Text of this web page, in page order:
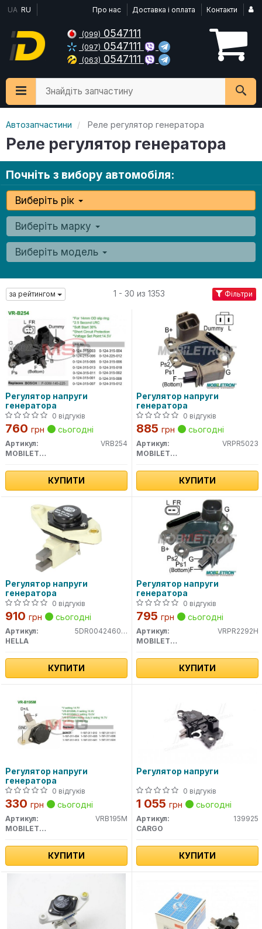
UA RU Про нас Доставка і оплата Контакти
(099) 0547111
(097) 0547111
(063) 0547111
Знайдіть запчастину
Автозапчастини Реле регулятор генератора
Реле регулятор генератора
Почніть з вибору автомобіля:
Виберіть рік
Виберіть марку
Виберіть модель
за рейтингом 1 - 30 из 1353 Фільтри
Регулятор напруги
генератора
0 відгуків
760 грн сьогодні
Артикул:
VRB254
MOBILETRON
КУПИТИ
Регулятор напруги
генератора
0 відгуків
885 грн сьогодні
Артикул:
VRPR5023
MOBILETRON
КУПИТИ
Регулятор напруги
генератора
0 відгуків
910 грн сьогодні
Артикул:
5DR004246021
HELLA
КУПИТИ
Регулятор напруги
генератора
0 відгуків
795 грн сьогодні
Артикул:
VRPR2292H
MOBILETRON
КУПИТИ
Регулятор напруги
генератора
0 відгуків
330 грн сьогодні
Артикул:
VRB195M
MOBILETRON
КУПИТИ
Регулятор напруги
0 відгуків
1 055 грн сьогодні
Артикул:
139925
CARGO
КУПИТИ